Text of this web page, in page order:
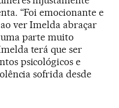
“Foi emocionante e
ver Imelda abraçar
parte muito
terá que ser
psicológicos e
sofrida desde